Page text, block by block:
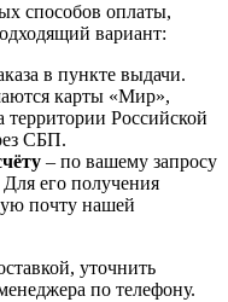
способов оплаты,
вариант:
в пункте выдачи.
карты «Мир»,
Российской
СБП.
– по вашему запросу
его получения
почту нашей
уточнить
по телефону.